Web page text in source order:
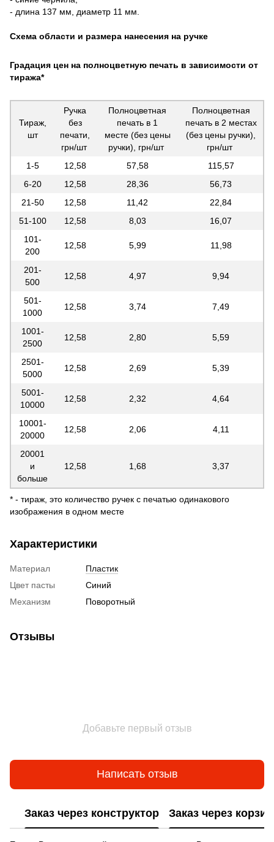
- длина 137 мм, диаметр 11 мм.
Схема области и размера нанесения на ручке
Градация цен на полноцветную печать в зависимости от
тиража*
Тираж,
шт
Ручка
без
печати,
грн/шт
Полноцветная
печать в 1
месте (без цены
ручки), грн/шт
Полноцветная
печать в 2 местах
(без цены ручки),
грн/шт
1-5
12,58 57,58
115,57
6-20
12,58 28,36
56,73
21-50
12,58 11,42
22,84
51-100
12,58 8,03
16,07
101-
200
12,58 5,99 11,98
201-
500
12,58 4,97 9,94
501-
1000
12,58 3,74 7,49
1001-
2500
12,58 2,80 5,59
2501-
5000
12,58 2,69 5,39
5001-
10000
12,58 2,32 4,64
10001-
20000
12,58 2,06 4,11
20001
и
больше
12,58 1,68 3,37
* - тираж, это количество ручек с печатью одинакового
изображения в одном месте
Характеристики
Материал
Пластик
Цвет пасты
Синий
Механизм
Поворотный
Отзывы
Добавьте первый отзыв
Написать отзыв
Заказ через конструктор Заказ через